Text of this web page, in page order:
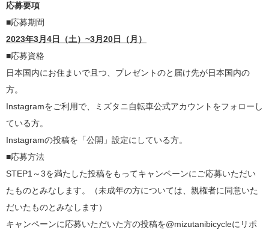
応募要項
■応募期間
2023年3月4日（土）~3月20日（月）
■応募資格
日本国内にお住まいで且つ、プレゼントのと届け先が日本国内の
方。
Instagramをご利用で、ミズタニ自転車公式アカウントをフォローし
ている方。
Instagramの投稿を「公開」設定にしている方。
■応募方法
STEP1～3を満たした投稿をもってキャンペーンにご応募いただい
たものとみなします。（未成年の方については、親権者に同意いた
だいたものとみなします）
キャンペーンに応募いただいた方の投稿を@mizutanibicycleにリポ